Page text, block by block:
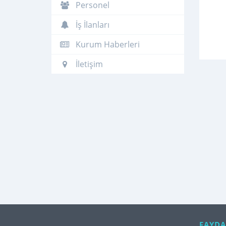
Personel
İş İlanları
Kurum Haberleri
İletişim